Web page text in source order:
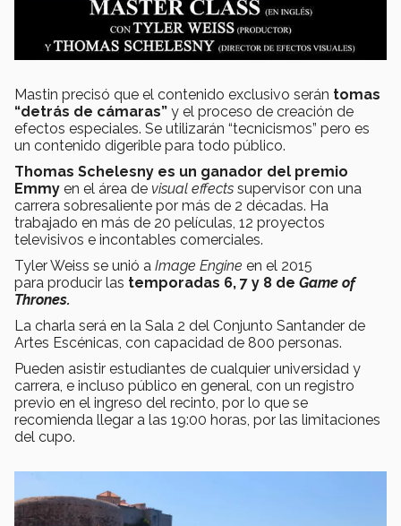
Mastin precisó que el contenido exclusivo serán tomas
“detrás de cámaras” y el proceso de creación de
efectos especiales. Se utilizarán “tecnicismos” pero es
un contenido digerible para todo público.
Thomas Schelesny es un ganador del premio
Emmy en el área de visual effects supervisor con una
carrera sobresaliente por más de 2 décadas. Ha
trabajado en más de 20 películas, 12 proyectos
televisivos e incontables comerciales.
Tyler Weiss se unió a Image Engine en el 2015
para producir las temporadas 6, 7 y 8 de Game of
Thrones.
La charla será en la Sala 2 del Conjunto Santander de
Artes Escénicas, con capacidad de 800 personas.
Pueden asistir estudiantes de cualquier universidad y
carrera, e incluso público en general, con un registro
previo en el ingreso del recinto, por lo que se
recomienda llegar a las 19:00 horas, por las limitaciones
del cupo.